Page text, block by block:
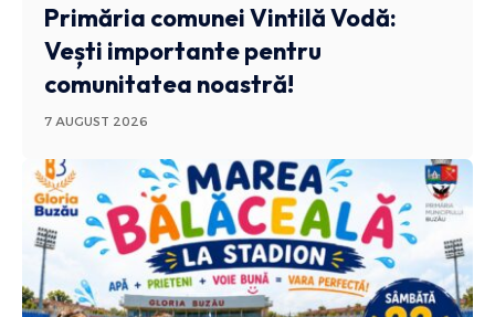
Primăria comunei Vintilă Vodă:
Vești importante pentru
comunitatea noastră!
7 AUGUST 2026